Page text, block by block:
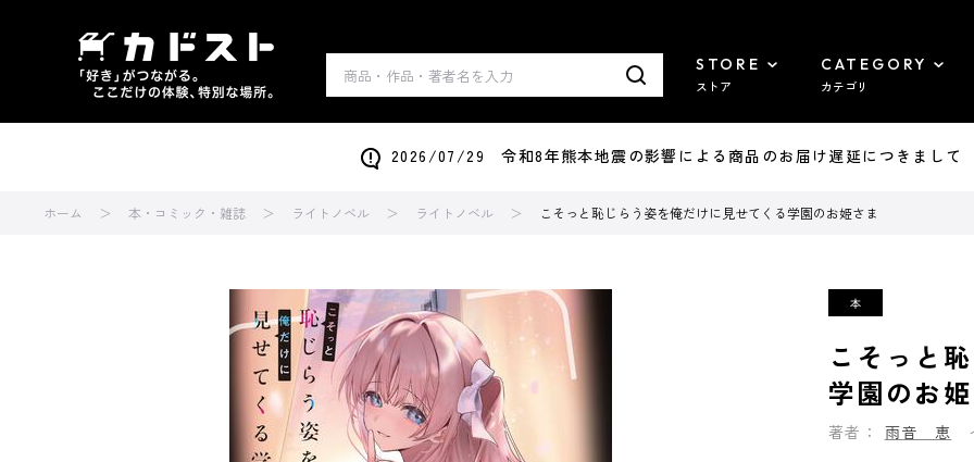
STORE
ストア
CATEGORY
カテゴリ
2026/07/29 令和8年熊本地震の影響による商品のお届け遅延につきまして
ホーム 本・コミック・雑誌 ライトノベル ライトノベル こそっと恥じらう姿を俺だけに見せてくる学園のお姫さま
こそっと
学園のお
著者： 雨音 恵